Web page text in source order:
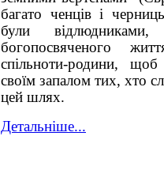
багато ченців і
були
богопосвяченого
спільноти-родини,
своїм запалом тих, хто
цей шлях.
Детальніше...